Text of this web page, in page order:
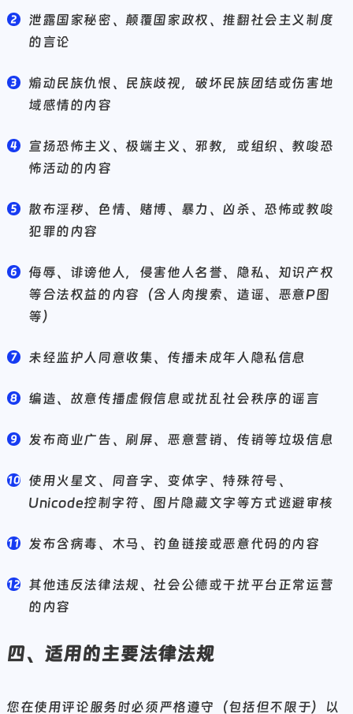
泄露国家秘密、颠覆国家政权、推翻社会主义制度
的言论
煽动民族仇恨、民族歧视，破坏民族团结或伤害地
域感情的内容
宣扬恐怖主义、极端主义、邪教，或组织、教唆恐
怖活动的内容
散布淫秽、色情、赌博、暴力、凶杀、恐怖或教唆
犯罪的内容
侮辱、诽谤他人，侵害他人名誉、隐私、知识产权
等合法权益的内容（含人肉搜索、造谣、恶意P图
等）
未经监护人同意收集、传播未成年人隐私信息
编造、故意传播虚假信息或扰乱社会秩序的谣言
发布商业广告、刷屏、恶意营销、传销等垃圾信息
使用火星文、同音字、变体字、特殊符号、
Unicode控制字符、图片隐藏文字等方式逃避审核
发布含病毒、木马、钓鱼链接或恶意代码的内容
其他违反法律法规、社会公德或干扰平台正常运营
的内容
四、适用的主要法律法规
您在使用评论服务时必须严格遵守（包括但不限于）以